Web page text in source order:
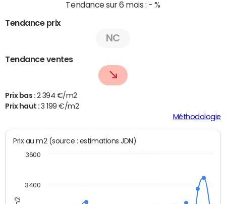
Tendance sur 6 mois : - %
Tendance prix
NC
Tendance ventes
Prix bas : 2 394 €/m2
Prix haut :3 199 €/m2
Méthodologie
Prix au m2 (source : estimations JDN)
3400
3600